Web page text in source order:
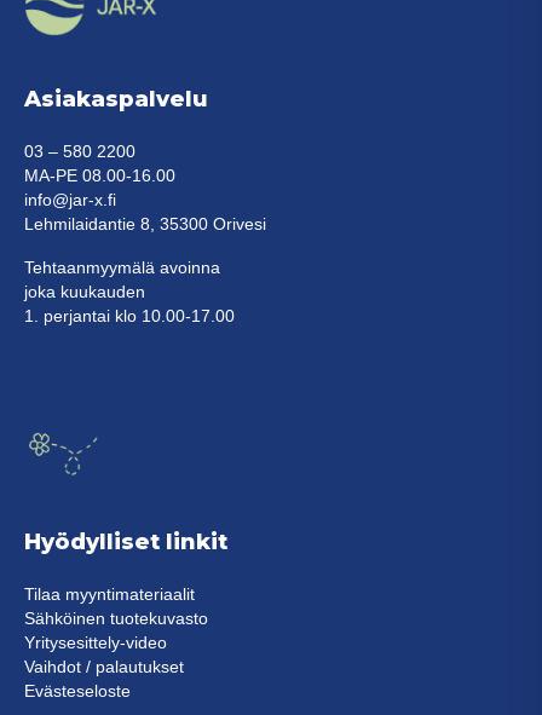
Asiakaspalvelu
03 – 580 2200
MA-PE 08.00-16.00
info@jar-x.fi
Lehmilaidantie 8, 35300 Orivesi
Tehtaanmyymälä avoinna
joka kuukauden
1. perjantai klo 10.00-17.00
Hyödylliset linkit
Tilaa myyntimateriaalit
Sähköinen tuotekuvasto
Yritysesittely-video
Vaihdot / palautukset
Evästeseloste